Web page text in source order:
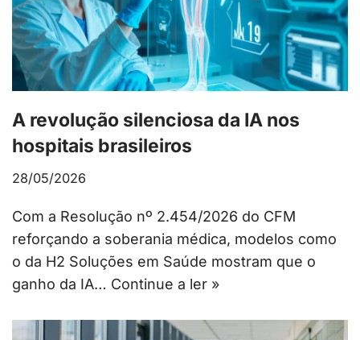
A revolução silenciosa da IA nos
hospitais brasileiros
28/05/2026
Com a Resolução nº 2.454/2026 do CFM
reforçando a soberania médica, modelos como
o da H2 Soluções em Saúde mostram que o
ganho da IA… Continue a ler »